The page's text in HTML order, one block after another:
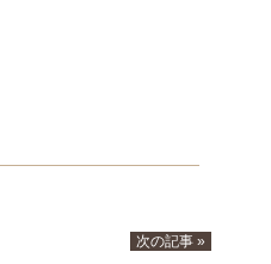
次の記事 »